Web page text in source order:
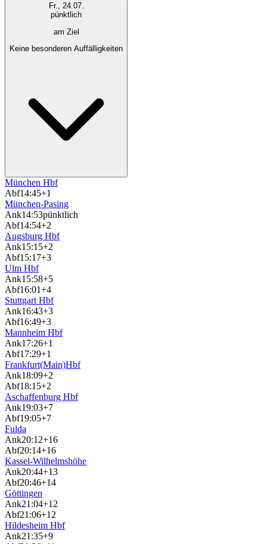
Fr., 24.07.
pünktlich
am Ziel
Keine besonderen Auffälligkeiten
München Hbf
Abf14:45+1
München-Pasing
Ank14:53pünktlich
Abf14:54+2
Augsburg Hbf
Ank15:15+2
Abf15:17+3
Ulm Hbf
Ank15:58+5
Abf16:01+4
Stuttgart Hbf
Ank16:43+3
Abf16:49+3
Mannheim Hbf
Ank17:26+1
Abf17:29+1
Frankfurt(Main)Hbf
Ank18:09+2
Abf18:15+2
Aschaffenburg Hbf
Ank19:03+7
Abf19:05+7
Fulda
Ank20:12+16
Abf20:14+16
Kassel-Wilhelmshöhe
Ank20:44+13
Abf20:46+14
Göttingen
Ank21:04+12
Abf21:06+12
Hildesheim Hbf
Ank21:35+9